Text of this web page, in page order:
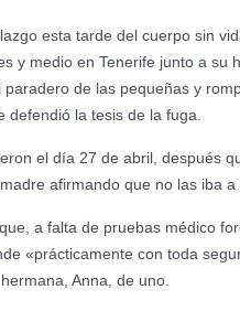
esta tarde del cuerpo sin
y medio en Tenerife junto a su
de las pequeñas y
defendió la tesis de la fuga.
el día 27 de abril, después
afirmando que no las iba a
a falta de pruebas médico
«prácticamente con toda
Anna, de uno.